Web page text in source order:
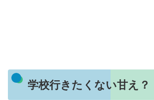
学校行きたくない甘え？